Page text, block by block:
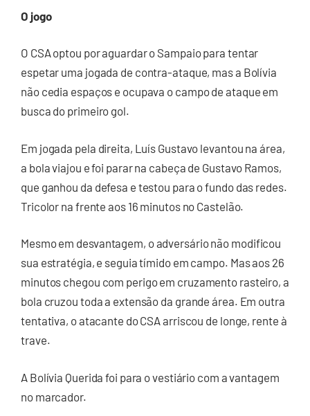
O jogo
O CSA optou por aguardar o Sampaio para tentar
espetar uma jogada de contra-ataque, mas a Bolívia
não cedia espaços e ocupava o campo de ataque em
busca do primeiro gol.
Em jogada pela direita, Luís Gustavo levantou na área,
a bola viajou e foi parar na cabeça de Gustavo Ramos,
que ganhou da defesa e testou para o fundo das redes.
Tricolor na frente aos 16 minutos no Castelão.
Mesmo em desvantagem, o adversário não modificou
sua estratégia, e seguia tímido em campo. Mas aos 26
minutos chegou com perigo em cruzamento rasteiro, a
bola cruzou toda a extensão da grande área. Em outra
tentativa, o atacante do CSA arriscou de longe, rente à
trave.
A Bolívia Querida foi para o vestiário com a vantagem
no marcador.